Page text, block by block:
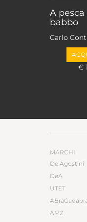
A pesca
babbo
Carlo
€
MARCHI
De Agostini
DeA
UTET
AMZ